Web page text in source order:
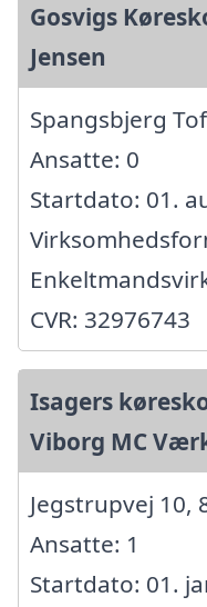
Gosvigs
Jensen
Spangsbjerg
Ansatte: 0
Startdato: 01.
CVR: 32976743
Isagers
Viborg MC
Jegstrupvej 10,
Ansatte: 1
Startdato: 01.